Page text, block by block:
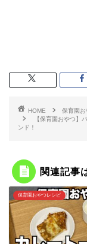
HOME
保育園
【保育園おやつ】
ンド！
関連記事
保育園おやつレシピ